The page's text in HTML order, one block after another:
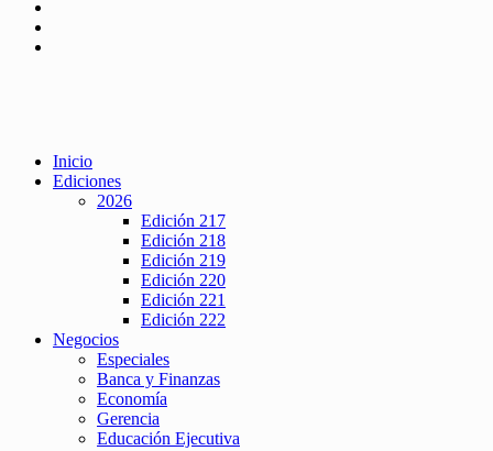
Inicio
Ediciones
2026
Edición 217
Edición 218
Edición 219
Edición 220
Edición 221
Edición 222
Negocios
Especiales
Banca y Finanzas
Economía
Gerencia
Educación Ejecutiva